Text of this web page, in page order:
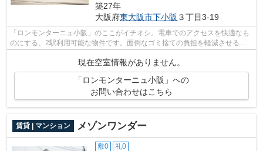
築27年
大阪府東大阪市下小阪 ３丁目3-19
「ロンモンターニュ小阪」のここがイチオシ。電車でのアクセスを快適なも
のにする、2駅利用可能な物件です。面倒なゴミ捨ての負担を軽減させるこ
とができるのが敷地内ごみ置き場の魅力...
現在空室情報がありません。
「ロンモンターニュ小阪」への
お問い合わせはこちら
賃貸 | マンション メゾンワンダー
敷0 礼0